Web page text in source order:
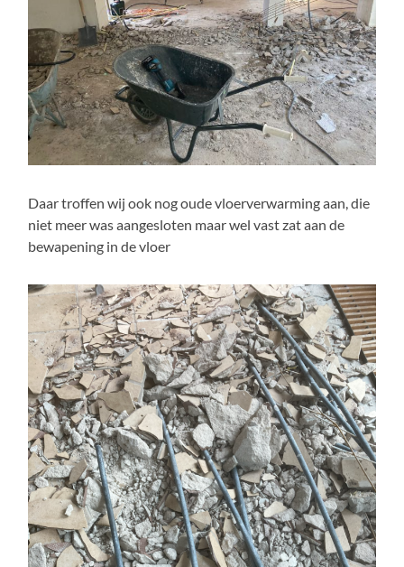
Daar troffen wij ook nog oude vloerverwarming aan, die
niet meer was aangesloten maar wel vast zat aan de
bewapening in de vloer